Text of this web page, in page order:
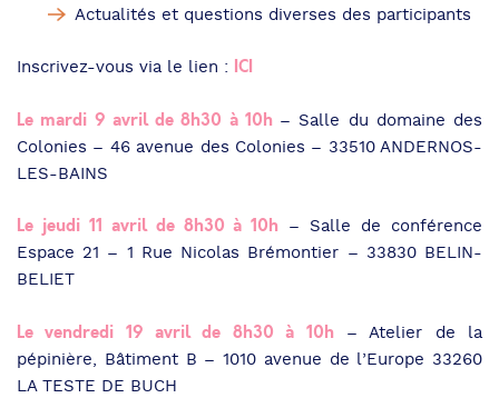
Actualités et questions diverses des participants
Inscrivez-vous via le lien : ICI
Le mardi 9 avril de 8h30 à 10h – Salle du domaine des
Colonies – 46 avenue des Colonies – 33510 ANDERNOS-
LES-BAINS
Le jeudi 11 avril de 8h30 à 10h – Salle de conférence
Espace 21 – 1 Rue Nicolas Brémontier – 33830 BELIN-
BELIET
Le vendredi 19 avril de 8h30 à 10h – Atelier de la
pépinière, Bâtiment B – 1010 avenue de l’Europe 33260
LA TESTE DE BUCH